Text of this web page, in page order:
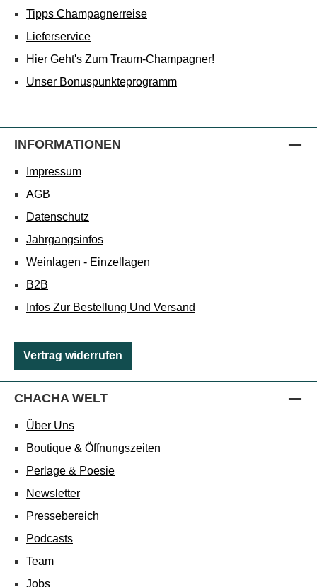
Tipps Champagnerreise
Lieferservice
Hier Geht's Zum Traum-Champagner!
Unser Bonuspunkteprogramm
INFORMATIONEN
Impressum
AGB
Datenschutz
Jahrgangsinfos
Weinlagen - Einzellagen
B2B
Infos Zur Bestellung Und Versand
Vertrag widerrufen
CHACHA WELT
Über Uns
Boutique & Öffnungszeiten
Perlage & Poesie
Newsletter
Pressebereich
Podcasts
Team
Jobs